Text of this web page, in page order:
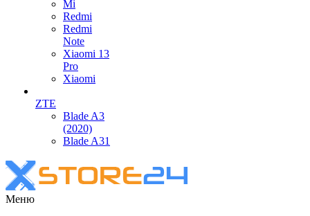
Mi
Redmi
Redmi
Note
Xiaomi 13
Pro
Xiaomi
ZTE
Blade A3
(2020)
Blade A31
Меню